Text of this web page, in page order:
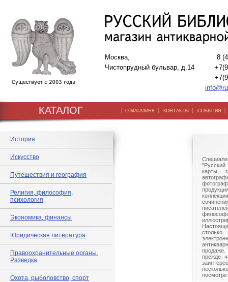
Москва,
Чистопрудный бульвар, д.14
8
КАТАЛОГ | О МАГАЗИНЕ | КОНТАКТЫ | СОБЫТИЯ
История
Искусство
Путешествия и география
Религия, философия,
психология
Экономика, финансы
Юридическая литература
Правоохранительные органы.
Разведка
Охота, рыболовство, спорт
"Русский
карты,
столько
прежде